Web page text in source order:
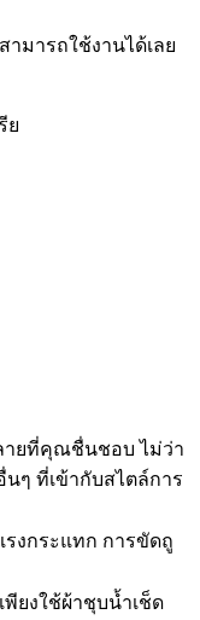
ามารถใช้งานได้เลย
ย
ายที่คุณชื่นชอบ ไม่ว่า
ๆ ที่เข้ากับสไตล์การ
งกระแทก การขัดถู
ยงใช้ผ้าชุบน้ำเช็ด